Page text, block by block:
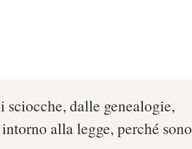
dalle genealogie,
alla legge, perché sono